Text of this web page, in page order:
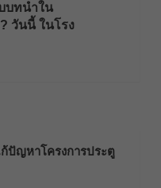
บทนำใน
วันนี้ ในโรง
ปัญหาโครงการประตู